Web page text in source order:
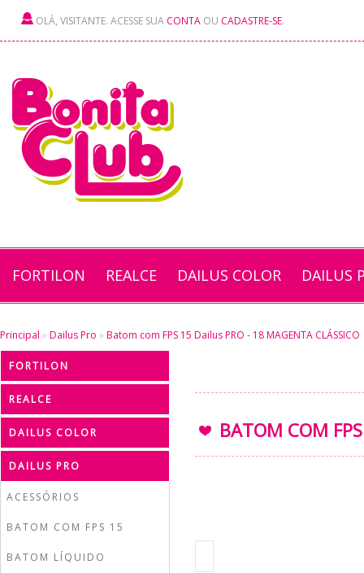
OLÁ, VISITANTE. ACESSE SUA CONTA OU CADASTRE-SE.
FORTILON REALCE DAILUS COLOR DAILUS
Principal » Dailus Pro » Batom com FPS 15 Dailus PRO - 18 MAGENTA CLÁSSICO
FORTILON
REALCE
DAILUS COLOR
DAILUS PRO
ACESSÓRIOS
BATOM COM FPS 15
BATOM LÍQUIDO
BATOM COM